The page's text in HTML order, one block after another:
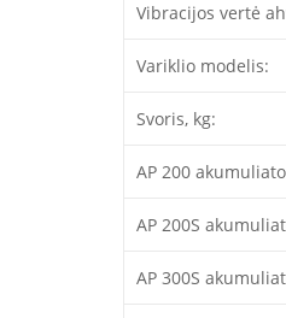
Vibracijos vertė
Variklio modelis:
Svoris, kg:
AP 200
AP 200S
AP 300S